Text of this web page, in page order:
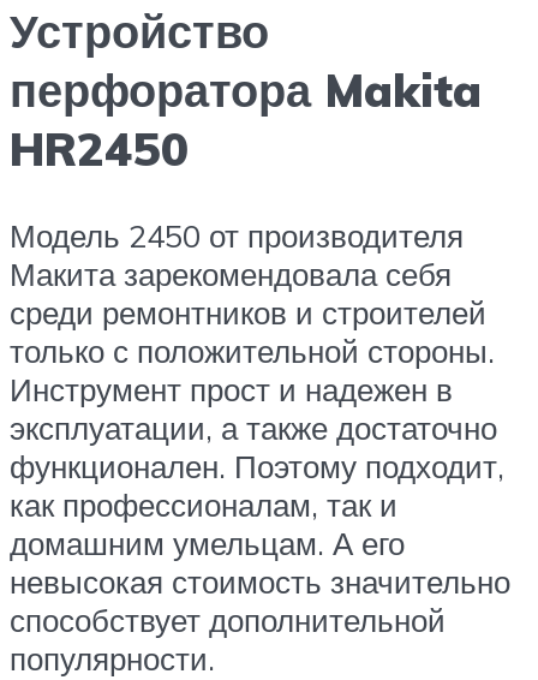
Устройство
перфоратора Makita
HR2450
Модель 2450 от производителя
Макита зарекомендовала себя
среди ремонтников и строителей
только с положительной стороны.
Инструмент прост и надежен в
эксплуатации, а также достаточно
функционален. Поэтому подходит,
как профессионалам, так и
домашним умельцам. А его
невысокая стоимость значительно
способствует дополнительной
популярности.